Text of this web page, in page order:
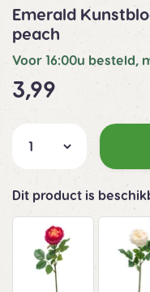
Emerald
peach
Voor 16:00u besteld,
3,99
Dit product is